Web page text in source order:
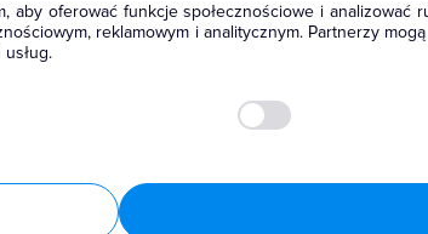
oferować funkcje społecznościowe i analizować
reklamowym i analitycznym. Partnerzy